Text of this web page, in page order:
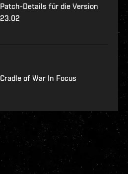
Patch-Details für die Version
23.02
Cradle of War In Focus